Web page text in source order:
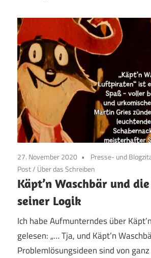
27. November 2020
Presse- und
Post/ Über das Schreiben
Käpt’n Waschbär und
seiner Logik
Ich habe Aufmunterndes über
gelesen: „… Tja, und Käpt’n
Problemlösungsideen sind von ganz